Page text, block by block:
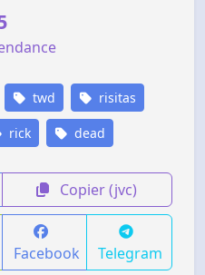
twd risitas
rick dead
Copier (jvc)
Facebook Telegram